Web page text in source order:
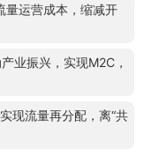
量运营成本，缩减开
业振兴，实现M2C，
现流量再分配，离“共